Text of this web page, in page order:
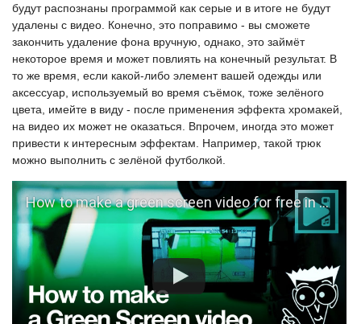
будут распознаны программой как серые и в итоге не будут
удалены с видео. Конечно, это поправимо - вы сможете
закончить удаление фона вручную, однако, это займёт
некоторое время и может повлиять на конечный результат. В
то же время, если какой-либо элемент вашей одежды или
аксессуар, используемый во время съёмок, тоже зелёного
цвета, имейте в виду - после применения эффекта хромакей,
на видео их может не оказаться. Впрочем, иногда это может
привести к интересным эффектам. Например, такой трюк
можно выполнить с зелёной футболкой.
How to make a green screen video for free in VSDC